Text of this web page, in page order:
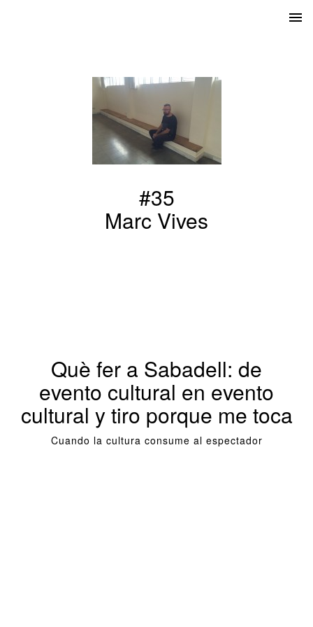
#35
Marc Vives
Què fer a Sabadell: de
evento cultural en evento
cultural y tiro porque me toca
Cuando la cultura consume al espectador